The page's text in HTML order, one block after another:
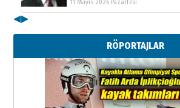
11 Mayıs 2026 Pazartesi
Metin Külünk: Aileyi
Geleceği Korumaktır
11 Mayıs 2026 Pazartesi
◀▶
RÖPORTAJLAR